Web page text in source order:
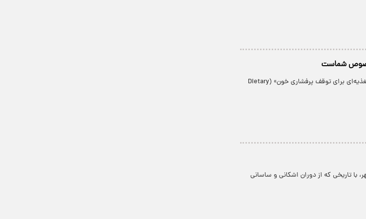
مخصوص شماست
این الگوی تغذیه‌ای با نام کامل «روش‌های تغذیه‌ای برای توقف پرفشاری خون» (Dietary
با تاریخی که از دوران اشکانی و ساسانی